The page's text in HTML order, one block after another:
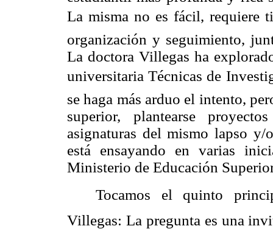
La misma no es fácil, requiere
organización y seguimiento,
La doctora Villegas ha
universitaria Técnicas de
se haga más arduo el intento,
superior, plantearse
asignaturas del mismo lapso y/
está ensayando en varias
Ministerio de Educación
Tocamos el quinto
Villegas: La pregunta es una